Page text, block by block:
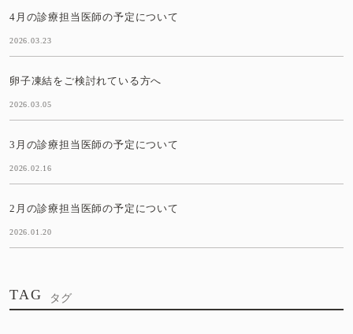
4月の診療担当医師の予定について
2026.03.23
卵子凍結をご検討れている方へ
2026.03.05
3月の診療担当医師の予定について
2026.02.16
2月の診療担当医師の予定について
2026.01.20
TAG タグ